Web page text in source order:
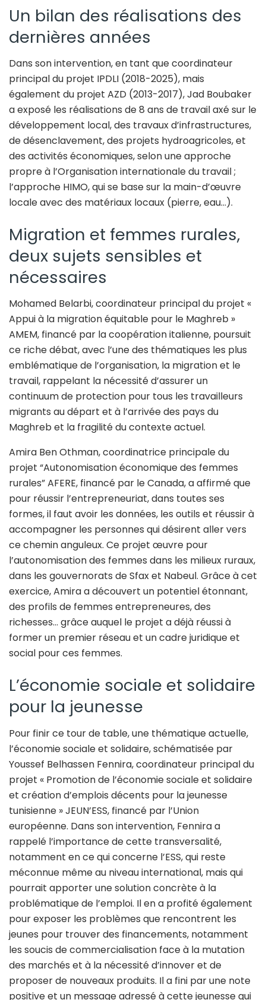
Un bilan des réalisations des
dernières années
Dans son intervention, en tant que coordinateur
principal du projet IPDLI (2018-2025), mais
également du projet AZD (2013-2017), Jad Boubaker
a exposé les réalisations de 8 ans de travail axé sur le
développement local, des travaux d’infrastructures,
de désenclavement, des projets hydroagricoles, et
des activités économiques, selon une approche
propre à l’Organisation internationale du travail ;
l’approche HIMO, qui se base sur la main-d’œuvre
locale avec des matériaux locaux (pierre, eau…).
Migration et femmes rurales,
deux sujets sensibles et
nécessaires
Mohamed Belarbi, coordinateur principal du projet «
Appui à la migration équitable pour le Maghreb »
AMEM, financé par la coopération italienne, poursuit
ce riche débat, avec l’une des thématiques les plus
emblématique de l’organisation, la migration et le
travail, rappelant la nécessité d’assurer un
continuum de protection pour tous les travailleurs
migrants au départ et à l’arrivée des pays du
Maghreb et la fragilité du contexte actuel.
Amira Ben Othman, coordinatrice principale du
projet “Autonomisation économique des femmes
rurales” AFERE, financé par le Canada, a affirmé que
pour réussir l’entrepreneuriat, dans toutes ses
formes, il faut avoir les données, les outils et réussir à
accompagner les personnes qui désirent aller vers
ce chemin anguleux. Ce projet œuvre pour
l’autonomisation des femmes dans les milieux ruraux,
dans les gouvernorats de Sfax et Nabeul. Grâce à cet
exercice, Amira a découvert un potentiel étonnant,
des profils de femmes entrepreneures, des
richesses… grâce auquel le projet a déjà réussi à
former un premier réseau et un cadre juridique et
social pour ces femmes.
L’économie sociale et solidaire
pour la jeunesse
Pour finir ce tour de table, une thématique actuelle,
l’économie sociale et solidaire, schématisée par
Youssef Belhassen Fennira, coordinateur principal du
projet « Promotion de l’économie sociale et solidaire
et création d’emplois décents pour la jeunesse
tunisienne » JEUN’ESS, financé par l’Union
européenne. Dans son intervention, Fennira a
rappelé l’importance de cette transversalité,
notamment en ce qui concerne l’ESS, qui reste
méconnue même au niveau international, mais qui
pourrait apporter une solution concrète à la
problématique de l’emploi. Il en a profité également
pour exposer les problèmes que rencontrent les
jeunes pour trouver des financements, notamment
les soucis de commercialisation face à la mutation
des marchés et à la nécessité d’innover et de
proposer de nouveaux produits. Il a fini par une note
positive et un message adressé à cette jeunesse qui